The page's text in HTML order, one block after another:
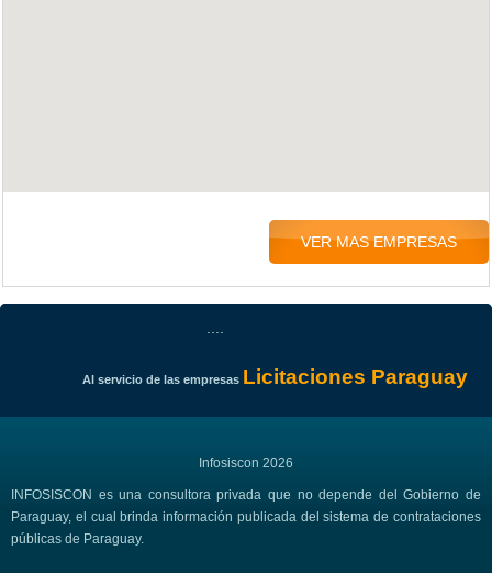
VER MAS EMPRESAS
Al servicio de las empresas Licitaciones Paraguay
Infosiscon 2026
INFOSISCON es una consultora privada que no depende del Gobierno de
Paraguay, el cual brinda información publicada del sistema de contrataciones
públicas de Paraguay.